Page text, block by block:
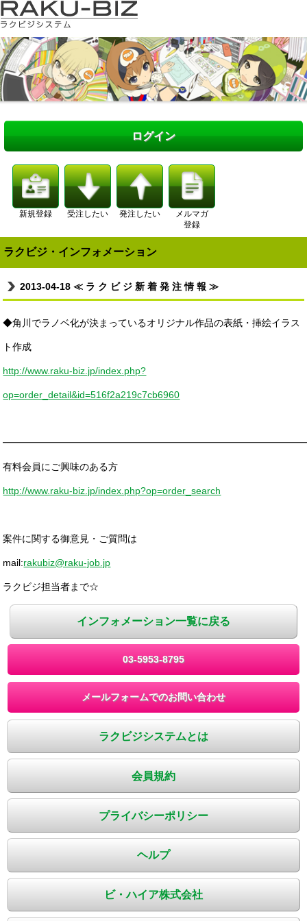
ログイン
新規登録 受注したい 発注したい
メルマガ
登録
ラクビジ・インフォメーション
2013-04-18 ≪ ラ ク ビ ジ 新 着 発 注 情 報 ≫
◆角川でラノベ化が決まっているオリジナル作品の表紙・挿絵イラス
ト作成
http://www.raku-biz.jp/index.php?
op=order_detail&id=516f2a219c7cb6960
有料会員にご興味のある方
http://www.raku-biz.jp/index.php?op=order_search
案件に関する御意見・ご質問は
mail:rakubiz@raku-job.jp
ラクビジ担当者まで☆
インフォメーション一覧に戻る
03-5953-8795
メールフォームでのお問い合わせ
ラクビジシステムとは
会員規約
プライバシーポリシー
ヘルプ
ビ・ハイア株式会社